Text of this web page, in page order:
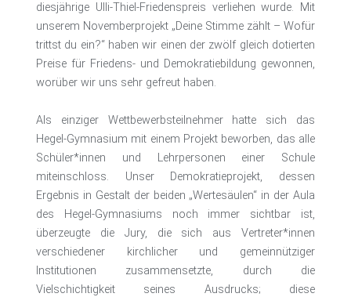
diesjährige Ulli-Thiel-Friedenspreis verliehen wurde. Mit
unserem Novemberprojekt „Deine Stimme zählt – Wofür
trittst du ein?“ haben wir einen der zwölf gleich dotierten
Preise für Friedens- und Demokratiebildung gewonnen,
worüber wir uns sehr gefreut haben.
Als einziger Wettbewerbsteilnehmer hatte sich das
Hegel-Gymnasium mit einem Projekt beworben, das alle
Schüler*innen und Lehrpersonen einer Schule
miteinschloss. Unser Demokratieprojekt, dessen
Ergebnis in Gestalt der beiden „Wertesäulen“ in der Aula
des Hegel-Gymnasiums noch immer sichtbar ist,
überzeugte die Jury, die sich aus Vertreter*innen
verschiedener kirchlicher und gemeinnütziger
Institutionen zusammensetzte, durch die
Vielschichtigkeit seines Ausdrucks; diese